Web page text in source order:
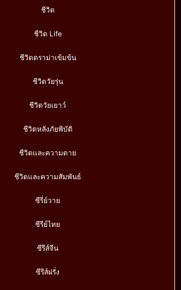
ชีวิต
ชีวิต Life
ชีวิตดราม่าเข้มข้น
ชีวิตวัยรุ่น
ชีวิตวัยเยาว์
ชีวิตหลังภัยพิบัติ
ชีวิตและความตาย
ชีวิตและความสัมพันธ์
ซีรี่ย์วาย
ซีรีย์ไทย
ซีรีส์จีน
ซีรีส์ฝรั่ง